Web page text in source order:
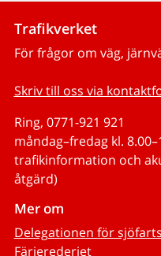
Trafikverket
För frågor om väg,
Skriv till oss via
Ring, 0771-921 921
måndag–fredag kl.
trafikinformation och
åtgärd)
Mer om
Delegationen för
Färjerederiet